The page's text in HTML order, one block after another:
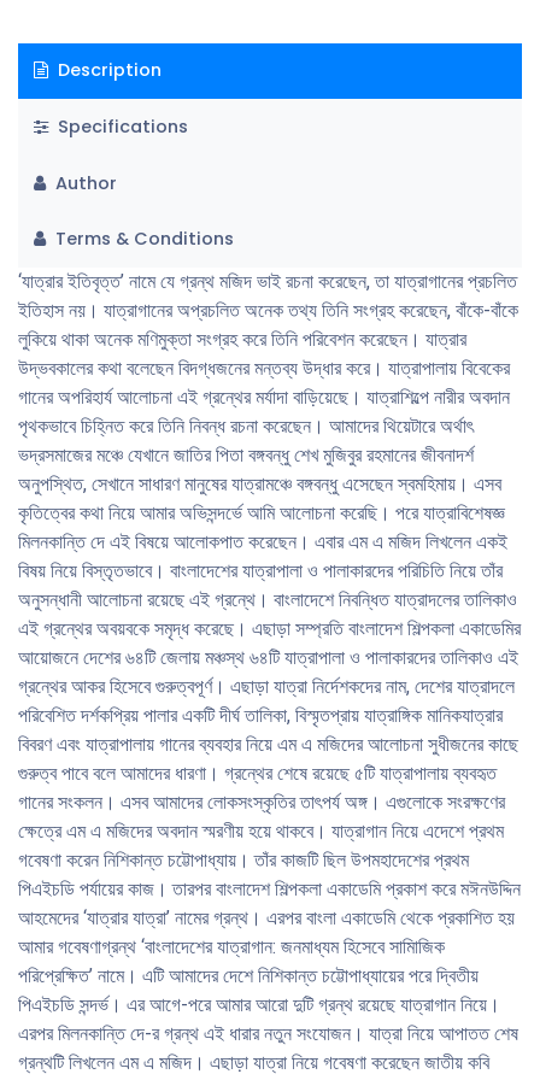
এম এ মজিদের আলোচনা সুধীজনের কাছে গুরুত্ব পাবে বলে আমাদের ধারণা। গ্রন্থের
শেষে রয়েছে ৫টি যাত্রাপালায় ব্যবহৃত গানের সংকলন। এসব আমাদের লোকসংস্কৃতির
তাৎপর্য অঙ্গ। এগুলোকে সংরক্ষণের ক্ষেত্রে এম এ মজিদের অবদান স্মরণীয় হয়ে থাকবে।
যাত্রাগান নিয়ে এদেশে প্রথম গবেষণা করেন নিশিকান্ত চট্টোপাধ্যায়। তাঁর কাজটি ছিল
প্রকাশ করে মঈনউদ্দিন আহমেদের ‘যাত্রার যাত্রা’ নামের গ্রন্থ। এরপর বাংলা একাডেমি
সামিাজিক পরিপ্রেক্ষিত’ নামে। এটি আমাদের দেশে নিশিকান্ত চট্টোপাধ্যায়ের পরে দ্বিতীয়
পিএইচডি সন্দর্ভ। এর আগে-পরে আমার আরো দুটি গ্রন্থ রয়েছে যাত্রাগান নিয়ে। এরপর
মিলনকান্তি দে-র গ্রন্থ এই ধারার নতুন সংযোজন। যাত্রা নিয়ে আপাতত শেষ গ্রন্থটি
লিখলেন এম এ মজিদ। এছাড়া যাত্রা নিয়ে গবেষণা করেছেন জাতীয় কবি কাজী নজরুল
ইসলাম বিশ্ববিদ্যালয়ের সহযোগী অধ্যাপক মার্জিয়া আক্তার। বাংলাদেশ শিল্পকলা
একাডেমি বিভিন্ন সময়ে একাধিক পুস্তিকা ও প্রতিবেদন প্রকাশ করেছে যাত্রাগান নিয়ে।
এই তথ্যগুলো প্রমাণ করে যে বাংলাদেশে বিলুপ্তপ্রায় এই পরিবেশনকলা নিয়ে কাজের
সুযোগ রয়েছে। এম এ মজিদের এই গ্রন্থের ধারাবাহিকতায় আরো গবেষণা পরিচালিত হবে
বলে আমার বিশ্বাস। গ্রন্থটি সকল মহলে সমাদৃত হোক, এই প্রত্যাশা রইল।
Description
Specifications
Author
Terms & Conditions
‘যাত্রার ইতিবৃত্ত’ নামে যে গ্রন্থ মজিদ ভাই রচনা করেছেন, তা যাত্রাগানের প্রচলিত
ইতিহাস নয়। যাত্রাগানের অপ্রচলিত অনেক তথ্য তিনি সংগ্রহ করেছেন, বাঁকে-বাঁকে
লুকিয়ে থাকা অনেক মণিমুক্তা সংগ্রহ করে তিনি পরিবেশন করেছেন। যাত্রার
উদ্ভবকালের কথা বলেছেন বিদগ্ধজনের মন্তব্য উদ্ধার করে। যাত্রাপালায় বিবেকের
গানের অপরিহার্য আলোচনা এই গ্রন্থের মর্যাদা বাড়িয়েছে। যাত্রাশিল্পে নারীর অবদান
পৃথকভাবে চিহ্নিত করে তিনি নিবন্ধ রচনা করেছেন। আমাদের থিয়েটারে অর্থাৎ
ভদ্রসমাজের মঞ্চে যেখানে জাতির পিতা বঙ্গবন্ধু শেখ মুজিবুর রহমানের জীবনাদর্শ
অনুপস্থিত, সেখানে সাধারণ মানুষের যাত্রামঞ্চে বঙ্গবন্ধু এসেছেন স্বমহিমায়। এসব
কৃতিত্বের কথা নিয়ে আমার অভিসন্দর্ভে আমি আলোচনা করেছি। পরে যাত্রাবিশেষজ্ঞ
মিলনকান্তি দে এই বিষয়ে আলোকপাত করেছেন। এবার এম এ মজিদ লিখলেন একই
বিষয় নিয়ে বিস্তৃতভাবে। বাংলাদেশের যাত্রাপালা ও পালাকারদের পরিচিতি নিয়ে তাঁর
অনুসন্ধানী আলোচনা রয়েছে এই গ্রন্থে। বাংলাদেশে নিবন্ধিত যাত্রাদলের তালিকাও
এই গ্রন্থের অবয়বকে সমৃদ্ধ করেছে। এছাড়া সম্প্রতি বাংলাদেশ শিল্পকলা একাডেমির
আয়োজনে দেশের ৬৪টি জেলায় মঞ্চস্থ ৬৪টি যাত্রাপালা ও পালাকারদের তালিকাও এই
গ্রন্থের আকর হিসেবে গুরুত্বপূর্ণ। এছাড়া যাত্রা নির্দেশকদের নাম, দেশের যাত্রাদলে
পরিবেশিত দর্শকপ্রিয় পালার একটি দীর্ঘ তালিকা, বিস্মৃতপ্রায় যাত্রাঙ্গিক মানিকযাত্রার
বিবরণ এবং যাত্রাপালায় গানের ব্যবহার নিয়ে এম এ মজিদের আলোচনা সুধীজনের কাছে
গুরুত্ব পাবে বলে আমাদের ধারণা। গ্রন্থের শেষে রয়েছে ৫টি যাত্রাপালায় ব্যবহৃত
গানের সংকলন। এসব আমাদের লোকসংস্কৃতির তাৎপর্য অঙ্গ। এগুলোকে সংরক্ষণের
ক্ষেত্রে এম এ মজিদের অবদান স্মরণীয় হয়ে থাকবে। যাত্রাগান নিয়ে এদেশে প্রথম
গবেষণা করেন নিশিকান্ত চট্টোপাধ্যায়। তাঁর কাজটি ছিল উপমহাদেশের প্রথম
পিএইচডি পর্যায়ের কাজ। তারপর বাংলাদেশ শিল্পকলা একাডেমি প্রকাশ করে মঈনউদ্দিন
আহমেদের ‘যাত্রার যাত্রা’ নামের গ্রন্থ। এরপর বাংলা একাডেমি থেকে প্রকাশিত হয়
আমার গবেষণাগ্রন্থ ‘বাংলাদেশের যাত্রাগান: জনমাধ্যম হিসেবে সামিাজিক
পরিপ্রেক্ষিত’ নামে। এটি আমাদের দেশে নিশিকান্ত চট্টোপাধ্যায়ের পরে দ্বিতীয়
পিএইচডি সন্দর্ভ। এর আগে-পরে আমার আরো দুটি গ্রন্থ রয়েছে যাত্রাগান নিয়ে।
এরপর মিলনকান্তি দে-র গ্রন্থ এই ধারার নতুন সংযোজন। যাত্রা নিয়ে আপাতত শেষ
গ্রন্থটি লিখলেন এম এ মজিদ। এছাড়া যাত্রা নিয়ে গবেষণা করেছেন জাতীয় কবি